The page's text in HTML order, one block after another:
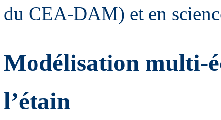
du CEA-DAM) et en
Modélisation multi-
l’étain